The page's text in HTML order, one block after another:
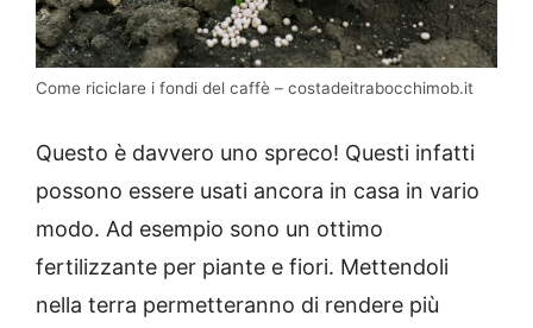
Come riciclare i fondi del caffè – costadeitrabocchimob.it
Questo è davvero uno spreco! Questi infatti
possono essere usati ancora in casa in vario
modo. Ad esempio sono un ottimo
fertilizzante per piante e fiori. Mettendoli
nella terra permetteranno di rendere più